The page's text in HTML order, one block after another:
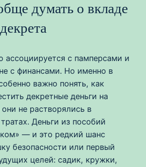
думать о вкладе
ассоциируется с памперсами и
с финансами. Но именно в
важно понять, как
декретные деньги на
не растворялись в
Деньги из пособий
— и это редкий шанс
безопасности или первый
целей: садик, кружки,